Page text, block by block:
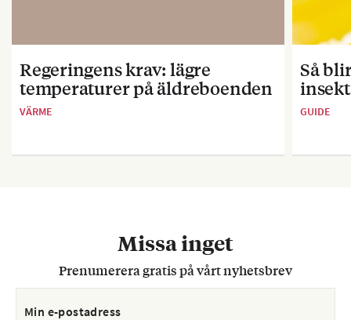
Regeringens krav: lägre
temperaturer på äldreboenden
VÄRME
Så
GUIDE
Missa inget
Prenumerera gratis på vårt nyhetsbrev